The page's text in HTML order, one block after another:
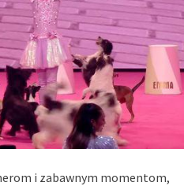
i zabawnym momentom,